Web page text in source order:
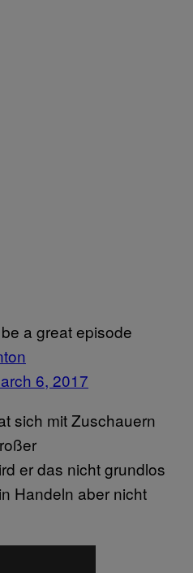
a great episode
6, 2017
sich mit Zuschauern
er das nicht grundlos
Handeln aber nicht